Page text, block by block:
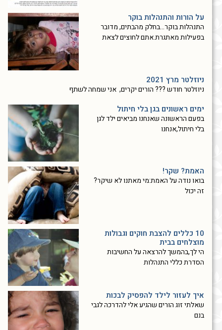
על הורות והתנהלות בוקר
התנהלות בוקר…בחלק מהבתים, מדובר
בפעילות מאתגרת.אתם לחוצים לצאת
ניוזלטר מרץ 2021
ניוזלטר חודש ??? הורים יקרים, אני שמחה לשתף
ימים ראשונים בגן בלי חיתול
בפעם הראשונה שאנחנו מביאים ילד לגן
בלי חיתול,אנחנו
האמת? שקר!
בואו נודה על האמת:מי מאתנו לא שיקר?
זה יכול
10 כללים להצבת חוקים וגבולות
מוצלחים בבית
הי לך,בהמשך להרצאה על החשיבות
הסדרת כללי התנהלות
איך לעזור לילד להפסיק לבכות
שאלתי זוג הורים שהגיע אלי להדרכה לגבי
בנם